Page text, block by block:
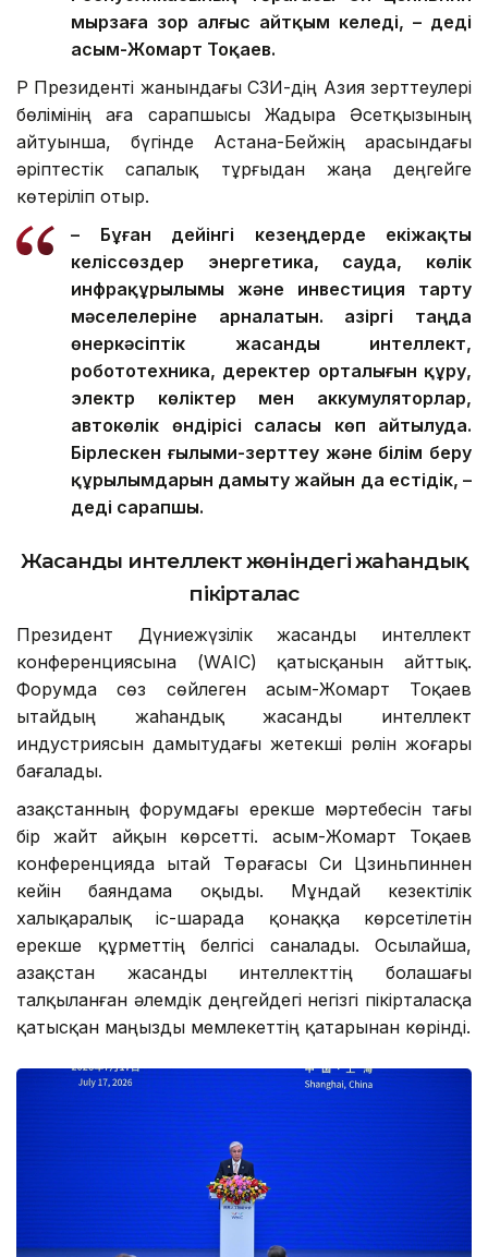
мырзаға зор алғыс айтқым келеді, – деді
Қасым-Жомарт Тоқаев.
ҚР Президенті жанындағы ҚСЗИ-дің Азия зерттеулері
бөлімінің аға сарапшысы Жадыра Әсетқызының
айтуынша, бүгінде Астана-Бейжің арасындағы
әріптестік сапалық тұрғыдан жаңа деңгейге
көтеріліп отыр.
– Бұған дейінгі кезеңдерде екіжақты
келіссөздер энергетика, сауда, көлік
инфрақұрылымы және инвестиция тарту
мәселелеріне арналатын. Қазіргі таңда
өнеркәсіптік жасанды интеллект,
робототехника, деректер орталығын құру,
электр көліктер мен аккумуляторлар,
автокөлік өндірісі саласы көп айтылуда.
Бірлескен ғылыми-зерттеу және білім беру
құрылымдарын дамыту жайын да естідік, –
деді сарапшы.
Жасанды интеллект жөніндегі жаһандық
пікірталас
Президент Дүниежүзілік жасанды интеллект
конференциясына (WAIC) қатысқанын айттық.
Форумда сөз сөйлеген Қасым-Жомарт Тоқаев
Қытайдың жаһандық жасанды интеллект
индустриясын дамытудағы жетекші рөлін жоғары
бағалады.
Қазақстанның форумдағы ерекше мәртебесін тағы
бір жайт айқын көрсетті. Қасым-Жомарт Тоқаев
конференцияда Қытай Төрағасы Си Цзиньпиннен
кейін баяндама оқыды. Мұндай кезектілік
халықаралық іс-шарада қонаққа көрсетілетін
ерекше құрметтің белгісі саналады. Осылайша,
Қазақстан жасанды интеллекттің болашағы
талқыланған әлемдік деңгейдегі негізгі пікірталасқа
қатысқан маңызды мемлекеттің қатарынан көрінді.